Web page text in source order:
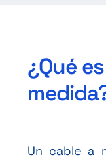
¿Qué
Un cable a